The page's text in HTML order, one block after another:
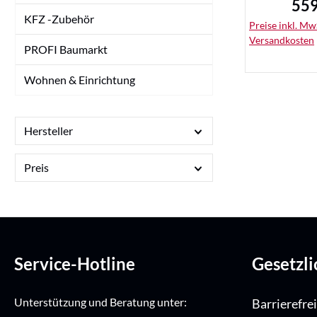
KFZ -Zubehör
PROFI Baumarkt
Wohnen & Einrichtung
Hersteller
Preis
Preise inkl.
Versandkosten
Service-Hotline
Unterstützung und Beratung unter: